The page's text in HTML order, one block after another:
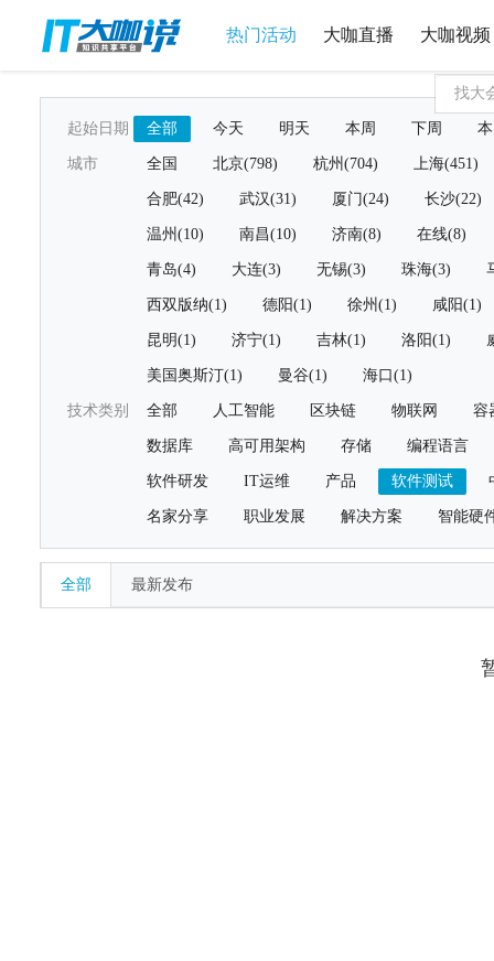
热门活动 大咖直播 大咖视频
起始日期 全部 今天 明天 本周 下周
城市 全国 北京(798) 杭州(704) 上海(451)
合肥(42) 武汉(31) 厦门(24) 长沙(22)
温州(10) 南昌(10) 济南(8) 在线(8)
青岛(4) 大连(3) 无锡(3) 珠海(3)
西双版纳(1) 德阳(1) 徐州(1) 咸阳(1)
昆明(1) 济宁(1) 吉林(1) 洛阳(1)
美国奥斯汀(1) 曼谷(1) 海口(1)
技术类别 全部 人工智能 区块链 物联网 容
数据库 高可用架构 存储 编程语言
软件研发 IT运维 产品 软件测试
名家分享 职业发展 解决方案 智能硬
全部 最新发布